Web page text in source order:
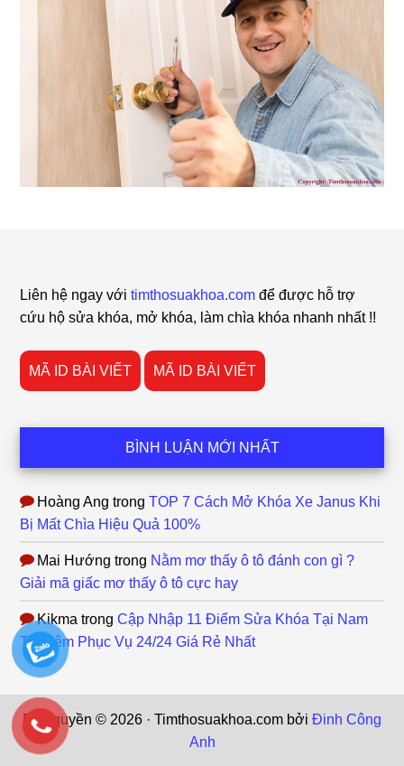
Liên hệ ngay vớitimthosuakhoa.com để được hỗ trợ
cứu hộ sửa khóa, mở khóa, làm chìa khóa nhanh nhất !!
MÃ ID BÀI VIẾT MÃ ID BÀI VIẾT
BÌNH LUẬN MỚI NHẤT
Hoàng Ang trongTOP 7 Cách Mở Khóa Xe Janus Khi
Bị Mất Chìa Hiệu Quả 100%
Mai Hướng trong Nằm mơ thấy ô tô đánh con gì ?
Giải mã giấc mơ thấy ô tô cực hay
Kikma trongCập Nhập 11 Điểm Sửa Khóa Tại Nam
Từ Liêm Phục Vụ 24/24 Giá Rẻ Nhất
Bản quyền © 2026 · Timthosuakhoa.com bởi Đinh Công
Anh